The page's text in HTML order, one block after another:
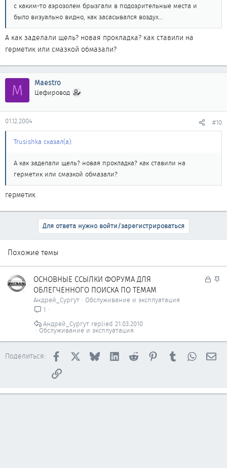
с каким-то аэрозолем брызгали в подозрительные места и
было визуально видно, как засасывался воздух...
А как заделали щель? новая прокладка? как ставили на
герметик или смазкой обмазали?
M Maestro
Цефировод
01.12.2004 #10
Trusishka сказал(а):
А как заделали щель? новая прокладка? как ставили на
герметик или смазкой обмазали?
герметик
Для ответа нужно войти/зарегистрироваться
Похожие темы
З
З
ОСНОВНЫЕ ССЫЛКИ ФОРУМА ДЛЯ
ОБЛЕГЧЕННОГО ПОИСКА ПО ТЕМАМ
Андрей_Сургут
Обслуживание и эксплуатация
1
Обслуживание и эксплуатация
21.03.2010
Андрей_Сургут
Поделиться: Facebook BlueskyLinkedInReddit PinterestTumblr
Ссылка